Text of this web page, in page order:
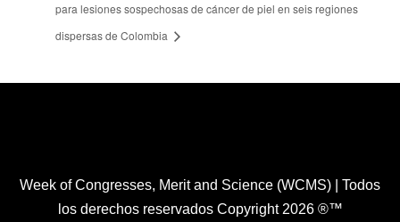
para lesiones sospechosas de cáncer de piel en seis regiones
dispersas de Colombia
Week of Congresses, Merit and Science (WCMS) | Todos
los derechos reservados Copyright 2026 ®™